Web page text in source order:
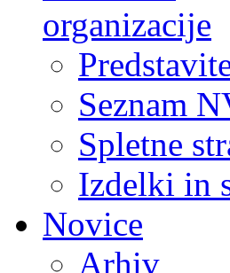
organizacije
Seznam
Spletne
Izdelki in
Novice
Arhiv